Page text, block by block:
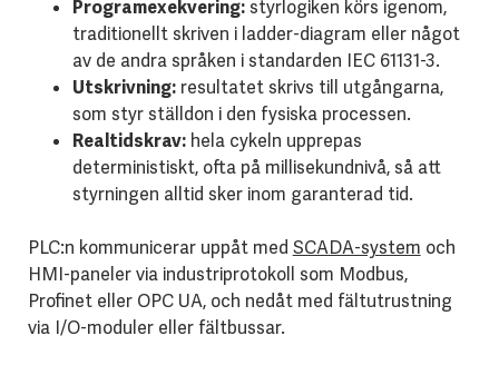
Programexekvering:styrlogiken körs igenom,
traditionellt skriven i ladder-diagram eller något
av de andra språken i standarden IEC 61131-3.
Utskrivning:resultatet skrivs till utgångarna,
som styr ställdon i den fysiska processen.
Realtidskrav:hela cykeln upprepas
deterministiskt, ofta på millisekundnivå, så att
styrningen alltid sker inom garanterad tid.
PLC:n kommunicerar uppåt med SCADA-system och
HMI-paneler via industriprotokoll som Modbus,
Profinet eller OPC UA, och nedåt med fältutrustning
via I/O-moduler eller fältbussar.